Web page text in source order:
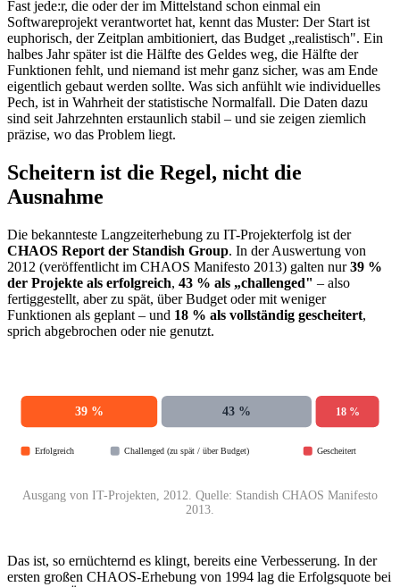
Fast jede:r, die oder der im Mittelstand schon einmal ein
Softwareprojekt verantwortet hat, kennt das Muster: Der Start ist
euphorisch, der Zeitplan ambitioniert, das Budget „realistisch". Ein
halbes Jahr später ist die Hälfte des Geldes weg, die Hälfte der
Funktionen fehlt, und niemand ist mehr ganz sicher, was am Ende
eigentlich gebaut werden sollte. Was sich anfühlt wie individuelles
Pech, ist in Wahrheit der statistische Normalfall. Die Daten dazu
sind seit Jahrzehnten erstaunlich stabil – und sie zeigen ziemlich
präzise, wo das Problem liegt.
Scheitern ist die Regel, nicht die
Ausnahme
Die bekannteste Langzeiterhebung zu IT-Projekterfolg ist der
CHAOS Report der Standish Group. In der Auswertung von
2012 (veröffentlicht im CHAOS Manifesto 2013) galten nur39 %
der Projekte als erfolgreich, 43 % als „challenged" – also
fertiggestellt, aber zu spät, über Budget oder mit weniger
Funktionen als geplant – und 18 % als vollständig gescheitert,
sprich abgebrochen oder nie genutzt.
39 % 43 % 18 %
Erfolgreich Challenged (zu spät / über Budget) Gescheitert
Ausgang von IT-Projekten, 2012. Quelle: Standish CHAOS Manifesto
2013.
Das ist, so ernüchternd es klingt, bereits eine Verbesserung. In der
ersten großen CHAOS-Erhebung von 1994 lag die Erfolgsquote bei